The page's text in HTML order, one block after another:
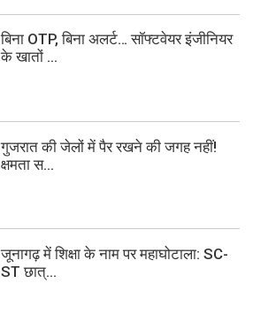
बिना OTP, बिना अलर्ट… सॉफ्टवेयर इंजीनियर
के खातों ...
गुजरात की जेलों में पैर रखने की जगह नहीं!
क्षमता स...
जूनागढ़ में शिक्षा के नाम पर महाघोटाला: SC-
ST छात्...